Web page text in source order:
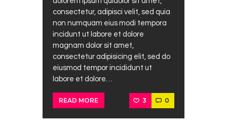
consectetur, adipisci velit, sed quia
non numquam eius modi tempora
incidunt ut labore et dolore
magnam dolor sit amet,
consectetur adipisicing elit, sed do
eiusmod tempor incididunt ut
labore et dolore…
READ MORE 3 0